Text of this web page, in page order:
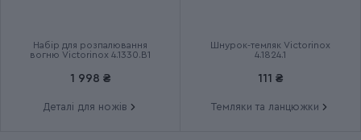
Набір для розпалювання
вогню Victorinox 4.1330.B1
1 998 ₴
Деталі для ножів
Шнурок-темляк Victorinox
4.1824.1
111 ₴
Темляки та ланцюжки